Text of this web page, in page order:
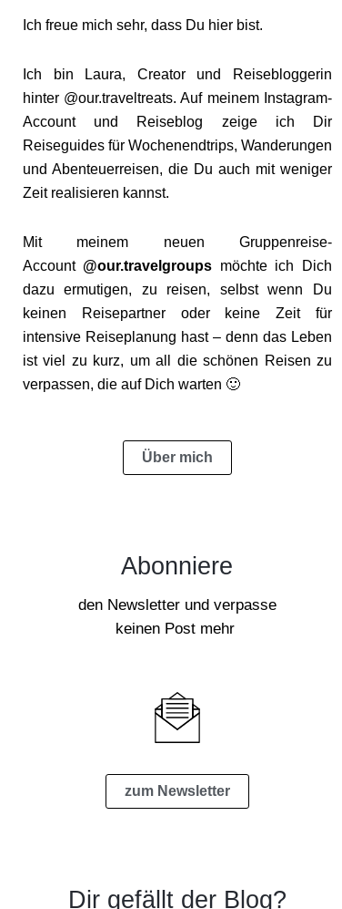
Ich freue mich sehr, dass Du hier bist.
Ich bin Laura, Creator und Reisebloggerin
hinter @our.traveltreats. Auf meinem Instagram-
Account und Reiseblog zeige ich Dir
Reiseguides für Wochenendtrips, Wanderungen
und Abenteuerreisen, die Du auch mit weniger
Zeit realisieren kannst.
Mit meinem neuen Gruppenreise-
Account @our.travelgroups möchte ich Dich
dazu ermutigen, zu reisen, selbst wenn Du
keinen Reisepartner oder keine Zeit für
intensive Reiseplanung hast – denn das Leben
ist viel zu kurz, um all die schönen Reisen zu
verpassen, die auf Dich warten 🙂
Über mich
Abonniere
den Newsletter und verpasse
keinen Post mehr
zum Newsletter
Dir gefällt der Blog?